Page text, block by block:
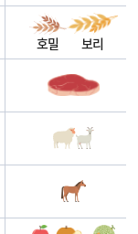
호밀 보리